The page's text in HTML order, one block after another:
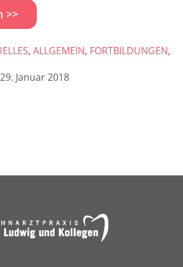
>>
, ALLGEMEIN, FORTBILDUNGEN,
Januar 2018